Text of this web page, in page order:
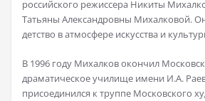
российского режиссера Никиты
Татьяны Александровны Михалковой.
детство в атмосфере искусства и
В 1996 году Михалков окончил
драматическое училище имени И.А.
присоединился к труппе Московского